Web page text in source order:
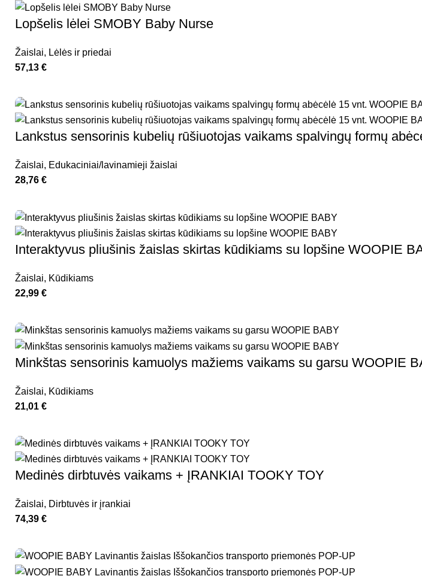
Lopšelis lėlei SMOBY Baby Nurse
Žaislai, Lėlės ir priedai
57,13 €
Lankstus sensorinis kubelių rūšiuotojas vaikams spalvingų formų
Žaislai, Edukaciniai/lavinamieji žaislai
28,76 €
Interaktyvus pliušinis žaislas skirtas kūdikiams su lopšine WOOPIE
Žaislai, Kūdikiams
22,99 €
Minkštas sensorinis kamuolys mažiems vaikams su garsu WOOPIE
Žaislai, Kūdikiams
21,01 €
Medinės dirbtuvės vaikams + ĮRANKIAI TOOKY TOY
Žaislai, Dirbtuvės ir įrankiai
74,39 €